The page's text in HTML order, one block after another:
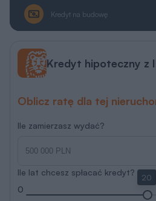
Kredyt na budowę
Kredyt hipoteczny z
Oblicz ratę dla tej
Ile zamierzasz wydać?
Ile lat chcesz spłacać kredyt?
0
20